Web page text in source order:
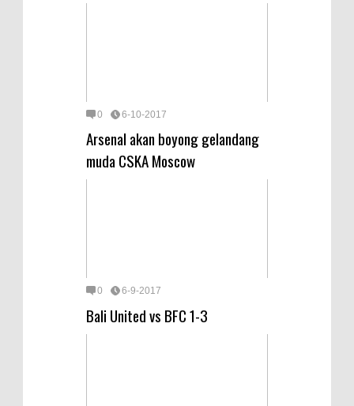
0 6-10-2017
Arsenal akan boyong gelandang
muda CSKA Moscow
0 6-9-2017
Bali United vs BFC 1-3